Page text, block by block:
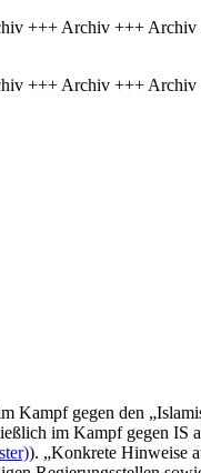
+++ Archiv +++
+++ Archiv +++
gegen den
im Kampf gegen IS
). „Konkrete Hinweise